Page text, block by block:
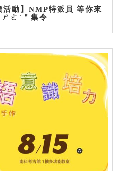
活動】NMP特派員 等你來
ㄜˋ＂集令